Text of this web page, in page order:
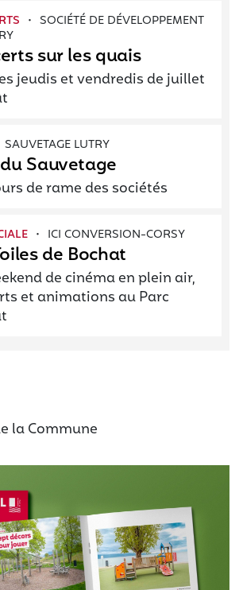
· SOCIÉTÉ DE DÉVELOPPEMENT
sur les quais
jeudis et vendredis de juillet
SAUVETAGE LUTRY
Sauvetage
de rame des sociétés
· ICI CONVERSION-CORSY
de Bochat
de cinéma en plein air,
et animations au Parc
la Commune